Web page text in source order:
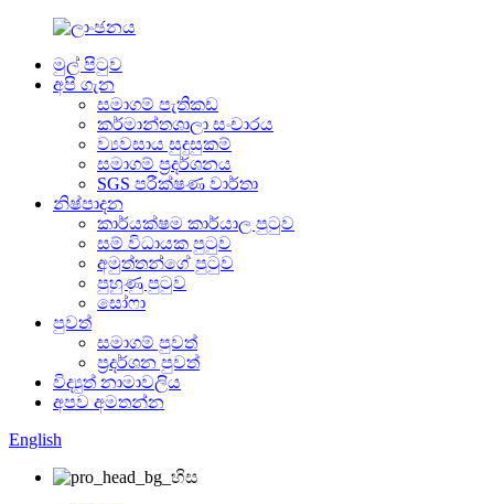
මුල් පිටුව
අපි ගැන
සමාගම් පැතිකඩ
කර්මාන්තශාලා සංචාරය
ව්‍යවසාය සුදුසුකම්
සමාගම් ප්‍රදර්ශනය
SGS පරීක්ෂණ වාර්තා
නිෂ්පාදන
කාර්යක්ෂම කාර්යාල පුටුව
සම් විධායක පුටුව
අමුත්තන්ගේ පුටුව
පුහුණු පුටුව
සෝෆා
පුවත්
සමාගම් පුවත්
ප්‍රදර්ශන පුවත්
විද්‍යුත් නාමාවලිය
අපව අමතන්න
English